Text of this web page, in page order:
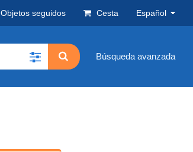
Objetos seguidos Cesta Español
Búsqueda avanzada